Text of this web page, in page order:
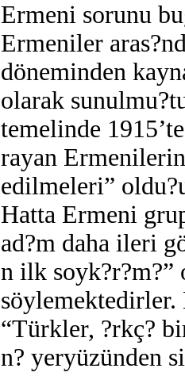
Ermeni sorunu
Ermeniler
döneminden
olarak
temelinde
rayan
edilmeleri”
Hatta Ermeni
ad?m daha ileri
n ilk soyk?r?m?”
“Türkler, ?rkç?
n? yeryüzünden